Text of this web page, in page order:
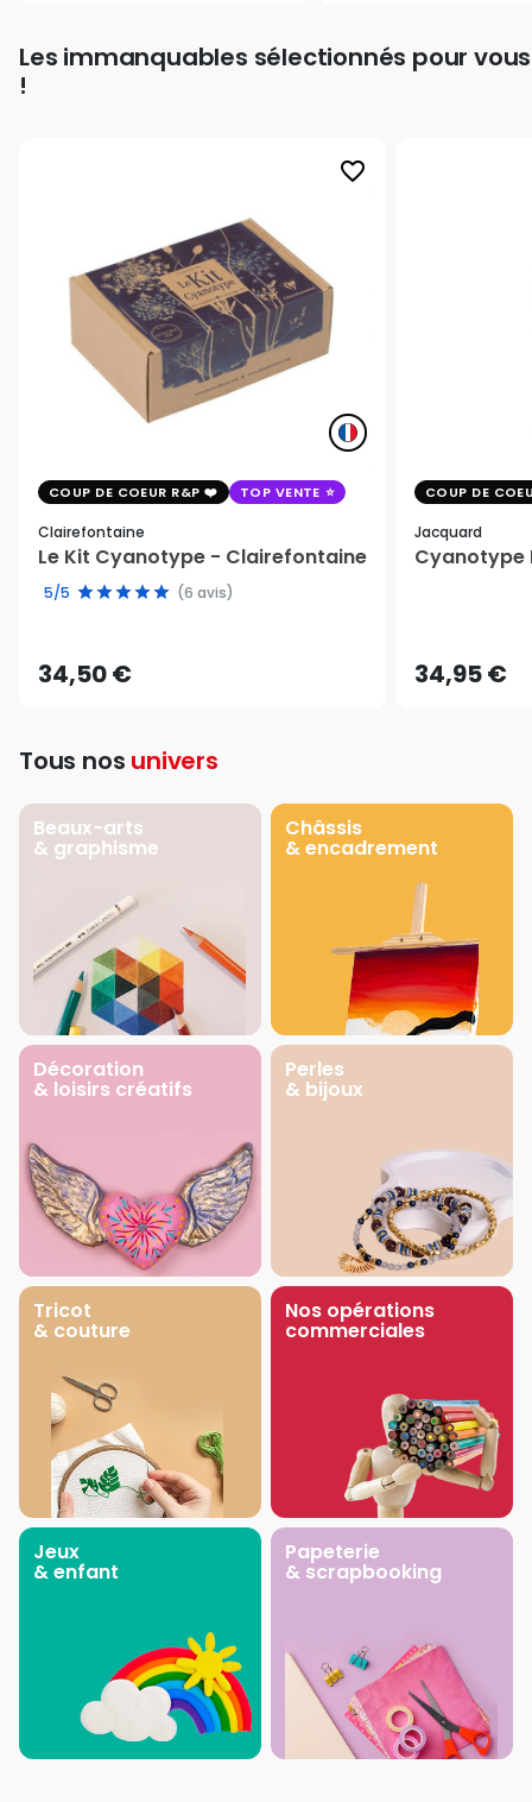
Les immanquables sélectionnés pour vous
!
favorite_border
COUP DE COEUR R&P TOP VENTE
Clairefontaine
Le Kit Cyanotype - Clairefontaine
5/5 (6 avis)
34,50 €
COUP DE
Jacquard
Cyanotype
34,95 €
Tous nos univers
Beaux-arts
& graphisme
Châssis
& encadrement
Décoration
& loisirs créatifs
Perles
& bijoux
Tricot
& couture
Nos opérations
commerciales
Jeux
& enfant
Papeterie
& scrapbooking